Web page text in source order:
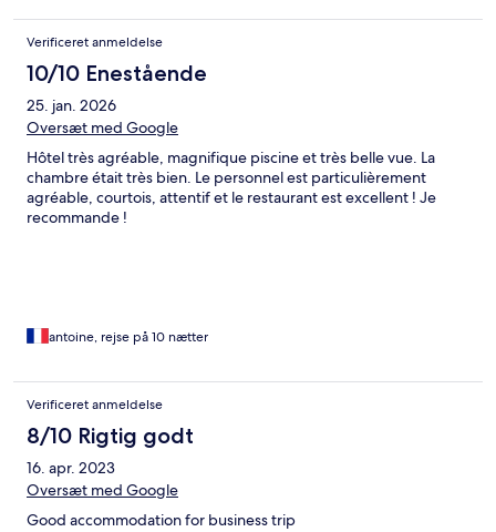
Verificeret anmeldelse
10/10 Enestående
25. jan. 2026
Oversæt med Google
Hôtel très agréable, magnifique piscine et très belle vue. La
chambre était très bien. Le personnel est particulièrement
agréable, courtois, attentif et le restaurant est excellent ! Je
recommande !
antoine, rejse på 10 nætter
Verificeret anmeldelse
8/10 Rigtig godt
16. apr. 2023
Oversæt med Google
Good accommodation for business trip